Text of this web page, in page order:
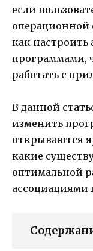
если
операционной
как
программами,
работать с
В данной
изменить
открываются
какие
оптимальной
ассоциациями